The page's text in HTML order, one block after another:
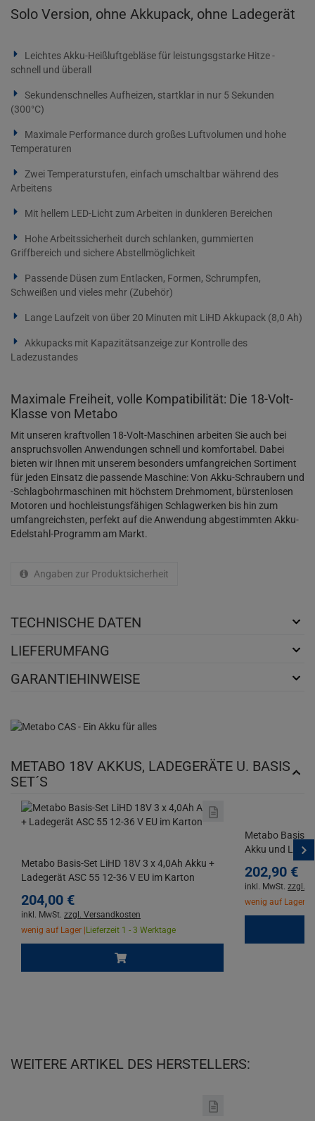
Solo Version, ohne Akkupack, ohne Ladegerät
Leichtes Akku-Heißluftgebläse für leistungsgstarke Hitze -
schnell und überall
Sekundenschnelles Aufheizen, startklar in nur 5 Sekunden
(300°C)
Maximale Performance durch großes Luftvolumen und hohe
Temperaturen
Zwei Temperaturstufen, einfach umschaltbar während des
Arbeitens
Mit hellem LED-Licht zum Arbeiten in dunkleren Bereichen
Hohe Arbeitssicherheit durch schlanken, gummierten
Griffbereich und sichere Abstellmöglichkeit
Passende Düsen zum Entlacken, Formen, Schrumpfen,
Schweißen und vieles mehr (Zubehör)
Lange Laufzeit von über 20 Minuten mit LiHD Akkupack (8,0 Ah)
Akkupacks mit Kapazitätsanzeige zur Kontrolle des
Ladezustandes
Maximale Freiheit, volle Kompatibilität: Die 18-Volt-
Klasse von Metabo
Mit unseren kraftvollen 18-Volt-Maschinen arbeiten Sie auch bei
anspruchsvollen Anwendungen schnell und komfortabel. Dabei
bieten wir Ihnen mit unserem besonders umfangreichen Sortiment
für jeden Einsatz die passende Maschine: Von Akku-Schraubern und
-Schlagbohrmaschinen mit höchstem Drehmoment, bürstenlosen
Motoren und hochleistungsfähigen Schlagwerken bis hin zum
umfangreichsten, perfekt auf die Anwendung abgestimmten Akku-
Edelstahl-Programm am Markt.
Angaben zur Produktsicherheit
TECHNISCHE DATEN
LIEFERUMFANG
GARANTIEHINWEISE
METABO 18V AKKUS, LADEGERÄTE U. BASIS
SET´S
Metabo Basis-Set LiHD 18V 3 x 4,0Ah Akku +
Ladegerät ASC 55 12-36 V EU im Karton
204,00 €
inkl. MwSt. zzgl. Versandkosten
wenig auf Lager | Lieferzeit 1 - 3 Werktage
Metabo Basis-
Akku und
202,90 €
inkl. MwSt. zzgl.
wenig auf Lager |
WEITERE ARTIKEL DES HERSTELLERS: